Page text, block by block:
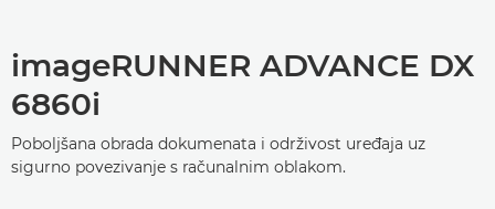
imageRUNNER ADVANCE DX
6860i
Poboljšana obrada dokumenata i održivost uređaja uz
sigurno povezivanje s računalnim oblakom.